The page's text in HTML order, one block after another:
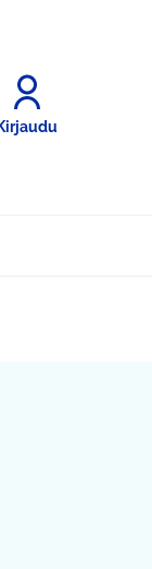
Kirjaudu